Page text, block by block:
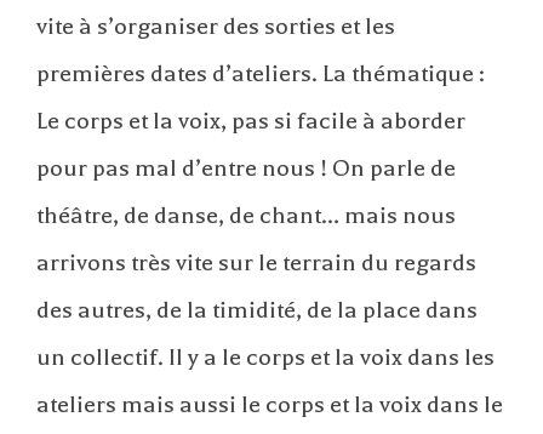
vite à s’organiser des sorties et les
premières dates d’ateliers. La thématique :
Le corps et la voix, pas si facile à aborder
pour pas mal d’entre nous ! On parle de
théâtre, de danse, de chant… mais nous
arrivons très vite sur le terrain du regards
des autres, de la timidité, de la place dans
un collectif. Il y a le corps et la voix dans les
ateliers mais aussi le corps et la voix dans le